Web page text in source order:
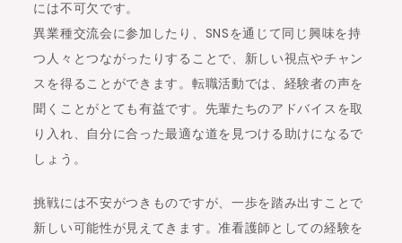
には不可欠です。
異業種交流会に参加したり、SNSを通じて同じ興味を持
つ人々とつながったりすることで、新しい視点やチャン
スを得ることができます。転職活動では、経験者の声を
聞くことがとても有益です。先輩たちのアドバイスを取
り入れ、自分に合った最適な道を見つける助けになるで
しょう。
挑戦には不安がつきものですが、一歩を踏み出すことで
新しい可能性が見えてきます。准看護師としての経験を